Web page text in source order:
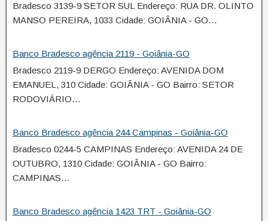
Bradesco 3139-9 SETOR SUL Endereço: RUA DR. OLINTO
MANSO PEREIRA, 1033 Cidade: GOIÂNIA - GO…
Banco Bradesco agência 2119 - Goiânia-GO
Bradesco 2119-9 DERGO Endereço: AVENIDA DOM
EMANUEL, 310 Cidade: GOIÂNIA - GO Bairro: SETOR
RODOVIÁRIO…
Banco Bradesco agência 244 Campinas - Goiânia-GO
Bradesco 0244-5 CAMPINAS Endereço: AVENIDA 24 DE
OUTUBRO, 1310 Cidade: GOIÂNIA - GO Bairro:
CAMPINAS…
Banco Bradesco agência 1423 TRT - Goiânia-GO